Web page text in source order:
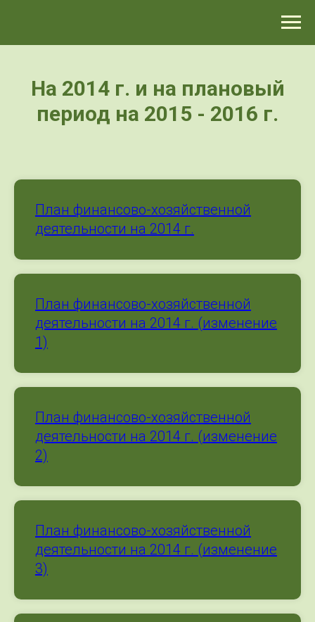
На 2014 г. и на плановый
период на 2015 - 2016 г.
План финансово-хозяйственной
деятельности на 2014 г.
План финансово-хозяйственной
деятельности на 2014 г. (изменение
1)
План финансово-хозяйственной
деятельности на 2014 г. (изменение
2)
План финансово-хозяйственной
деятельности на 2014 г. (изменение
3)